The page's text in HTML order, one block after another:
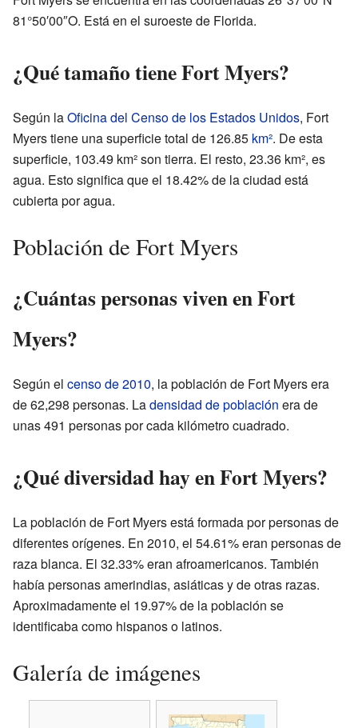
81°50′00″O. Está en el suroeste de Florida.
¿Qué tamaño tiene Fort Myers?
Según laOficina del Censo de los Estados Unidos, Fort
Myers tiene una superficie total de 126.85 km². De esta
superficie, 103.49 km² son tierra. El resto, 23.36 km², es
agua. Esto significa que el 18.42% de la ciudad está
cubierta por agua.
Población de Fort Myers
¿Cuántas personas viven en Fort
Myers?
Según el censo de 2010, la población de Fort Myers era
de 62,298 personas. Ladensidad de población era de
unas 491 personas por cada kilómetro cuadrado.
¿Qué diversidad hay en Fort Myers?
La población de Fort Myers está formada por personas de
diferentes orígenes. En 2010, el 54.61% eran personas de
raza blanca. El 32.33% eran afroamericanos. También
había personas amerindias, asiáticas y de otras razas.
Aproximadamente el 19.97% de la población se
identificaba como hispanos o latinos.
Galería de imágenes